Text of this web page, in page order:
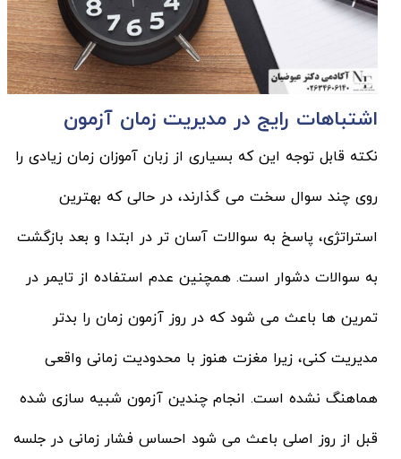
اشتباهات رایج در مدیریت زمان آزمون
نکته قابل توجه این که بسیاری از زبان آموزان زمان زیادی را
روی چند سوال سخت می گذارند، در حالی که بهترین
استراتژی، پاسخ به سوالات آسان تر در ابتدا و بعد بازگشت
به سوالات دشوار است. همچنین عدم استفاده از تایمر در
تمرین ها باعث می شود که در روز آزمون زمان را بدتر
مدیریت کنی، زیرا مغزت هنوز با محدودیت زمانی واقعی
هماهنگ نشده است. انجام چندین آزمون شبیه سازی شده
قبل از روز اصلی باعث می شود احساس فشار زمانی در جلسه